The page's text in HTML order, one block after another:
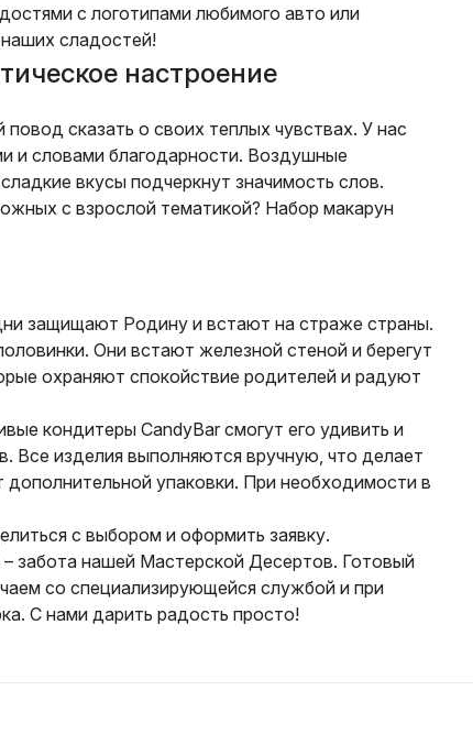
с логотипами любимого авто или
сладостей!
настроение
сказать о своих теплых чувствах. У нас
и словами благодарности. Воздушные
вкусы подчеркнут значимость слов.
с взрослой тематикой? Набор макарун
защищают Родину и встают на страже страны.
Они встают железной стеной и берегут
охраняют спокойствие родителей и радуют
кондитеры CandyBar смогут его удивить и
Все изделия выполняются вручную, что делает
упаковки. При необходимости в
с выбором и оформить заявку.
забота нашей Мастерской Десертов. Готовый
со специализирующейся службой и при
С нами дарить радость просто!